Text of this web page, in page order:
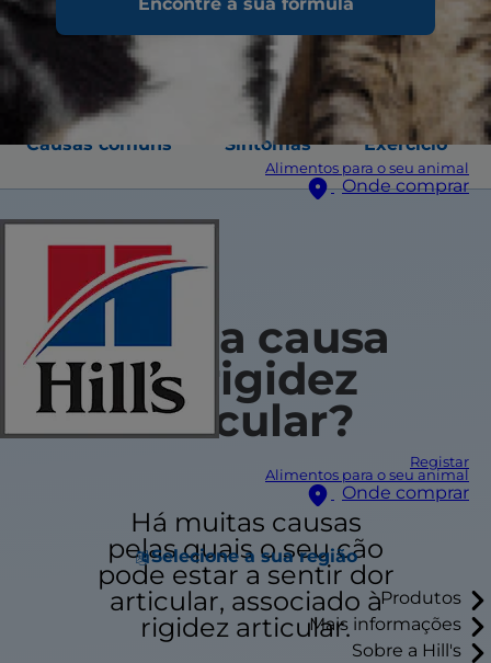
Alimentos para o seu animal
Onde comprar
Registar
Alimentos para o seu animal
Onde comprar
Selecione a sua região
Produtos
Mais informações
Sobre a Hill's
Causas comuns Sintomas Exercício
Qual a causa
de rigidez
articular?
Há muitas causas
pelas quais o seu cão
pode estar a sentir dor
articular, associado à
rigidez articular.